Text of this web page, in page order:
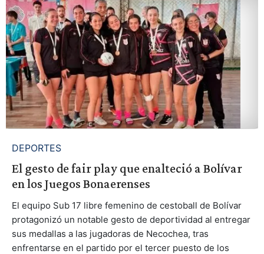
DEPORTES
El gesto de fair play que enalteció a Bolívar
en los Juegos Bonaerenses
El equipo Sub 17 libre femenino de cestoball de Bolívar
protagonizó un notable gesto de deportividad al entregar
sus medallas a las jugadoras de Necochea, tras
enfrentarse en el partido por el tercer puesto de los